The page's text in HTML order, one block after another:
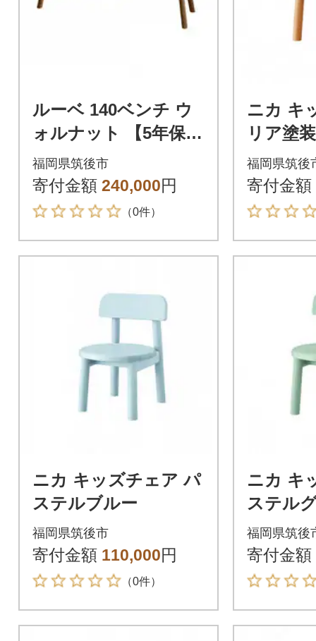
ルーベ 140ベンチ ウ
ォルナット 【5年保
証】【高野木工】
福岡県筑後市
寄付金額 240,000円
（0件）
ニカ キ
リア塗装
福岡県筑後
寄付金額
ニカ キッズチェア パ
ステルブルー
福岡県筑後市
寄付金額 110,000円
（0件）
ニカ キ
ステル
福岡県筑後
寄付金額